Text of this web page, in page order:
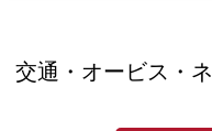
交通・オービス・